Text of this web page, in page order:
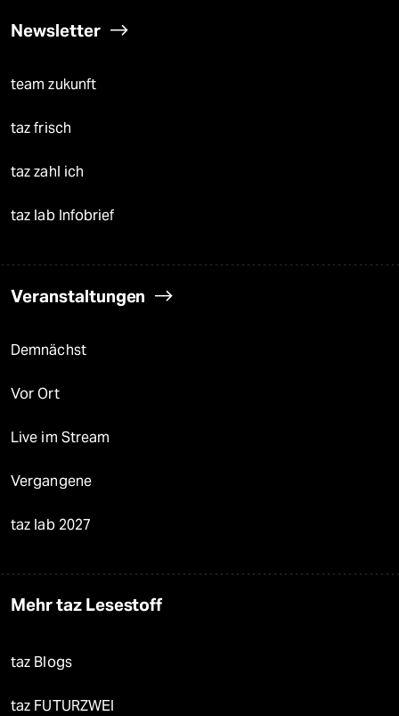
Newsletter
team zukunft
taz frisch
taz zahl ich
taz lab Infobrief
Veranstaltungen
Demnächst
Vor Ort
Live im Stream
Vergangene
taz lab 2027
Mehr taz Lesestoff
taz Blogs
taz FUTURZWEI